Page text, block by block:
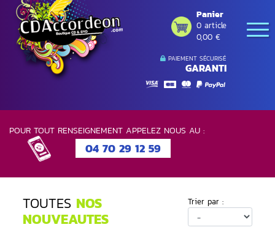
PAIEMENT SÉCURISÉ
GARANTI
Panier
0 article
0,00 €
POUR TOUT RENSEIGNEMENT APPELEZ NOUS AU :
04 70 29 12 59
TOUTES NOS
NOUVEAUTES
Trier par :